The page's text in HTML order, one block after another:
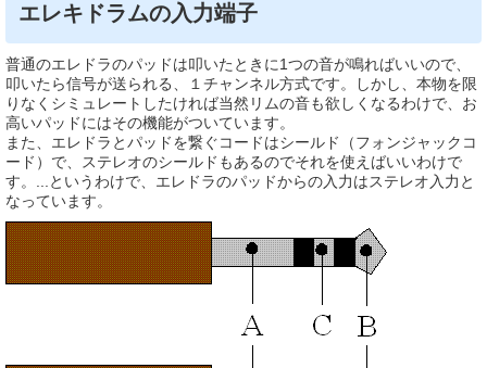
エレキドラムの入力端子
普通のエレドラのパッドは叩いたときに1つの音が鳴ればいいので、
叩いたら信号が送られる、１チャンネル方式です。しかし、本物を限
りなくシミュレートしたければ当然リムの音も欲しくなるわけで、お
高いパッドにはその機能がついています。
また、エレドラとパッドを繋ぐコードはシールド（フォンジャックコ
ード）で、ステレオのシールドもあるのでそれを使えばいいわけで
す。...というわけで、エレドラのパッドからの入力はステレオ入力と
なっています。